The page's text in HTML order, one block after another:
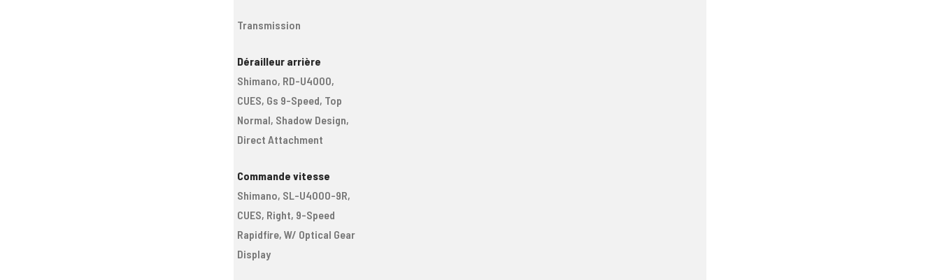
Transmission
Dérailleur arrière
Shimano, RD-U4000,
CUES, Gs 9-Speed, Top
Normal, Shadow Design,
Direct Attachment
Commande vitesse
Shimano, SL-U4000-9R,
CUES, Right, 9-Speed
Rapidfire, W/ Optical Gear
Display